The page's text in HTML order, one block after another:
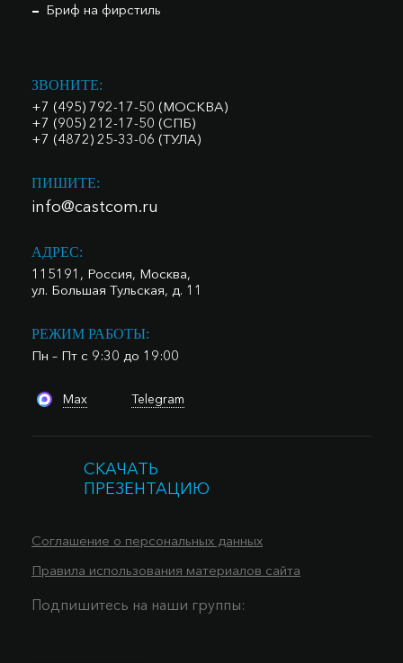
Бриф на фирстиль
ЗВОНИТЕ:
+7 (495) 792-17-50 (МОСКВА)
+7 (905) 212-17-50 (СПБ)
+7 (4872) 25-33-06 (ТУЛА)
ПИШИТЕ:
info@castcom.ru
АДРЕС:
115191, Россия, Москва,
ул. Большая Тульская, д. 11
РЕЖИМ РАБОТЫ:
Пн – Пт с 9:30 до 19:00
Max Telegram
СКАЧАТЬ
ПРЕЗЕНТАЦИЮ
Подпишитесь на наши группы:
Соглашение о персональных данных
Правила использования материалов сайта